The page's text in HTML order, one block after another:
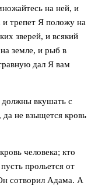
на ней, и
и трепет Я положу на
зверей, и всякий
на земле, и рыб в
дал Я вам
должны вкушать с
не взыщется кровь
человека; кто
прольется от
сотворил Адама. А